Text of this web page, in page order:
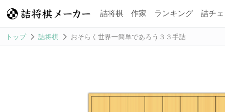
詰将棋 作家 ランキング 詰チ
トップ 詰将棋 おそらく世界一簡単であろう３３手詰